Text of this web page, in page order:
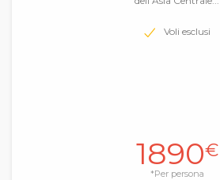
Voli esclusi
1890€
*Per persona